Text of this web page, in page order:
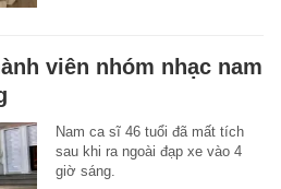
viên nhóm nhạc nam
Nam ca sĩ 46 tuổi đã mất tích
sau khi ra ngoài đạp xe vào 4
giờ sáng.